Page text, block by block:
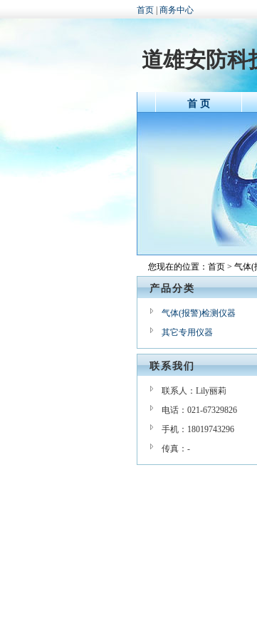
首页 商务中心
道雄安防科
首 页
您现在的位置： 首页 > 气体(
产品分类
气体(报警)检测仪器
其它专用仪器
联系我们
联系人：Lily丽莉
电话：021-67329826
手机：18019743296
传真：-